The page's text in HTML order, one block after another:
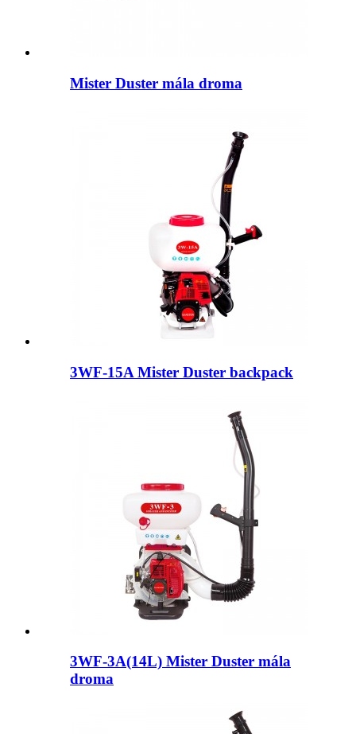
Mister Duster mála droma
3WF-15A Mister Duster backpack
3WF-3A(14L) Mister Duster mála
droma